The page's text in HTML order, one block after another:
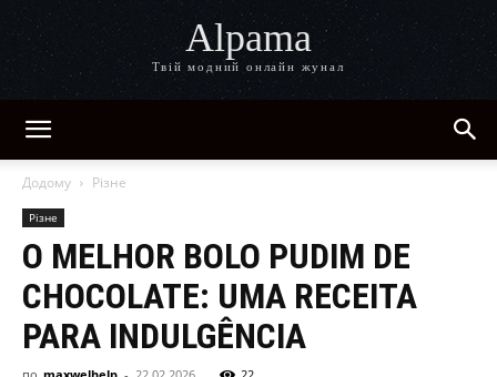
Alpama
Твій модний онлайн жунал
Додому Різне
Різне
O MELHOR BOLO PUDIM DE
CHOCOLATE: UMA RECEITA
PARA INDULGÊNCIA